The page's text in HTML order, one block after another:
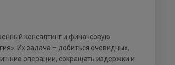
консалтинг и финансовую
Их задача – добиться очевидных,
операции, сокращать издержки и